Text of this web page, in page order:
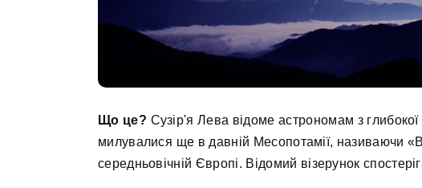
Що це? Сузір'я Лева відоме астрономам з
милувалися ще в давній Месопотамії, називаючи
середньовічній Європі. Відомий візерунок